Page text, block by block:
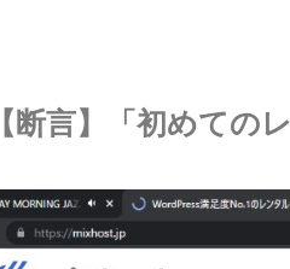
【断言】「初めての